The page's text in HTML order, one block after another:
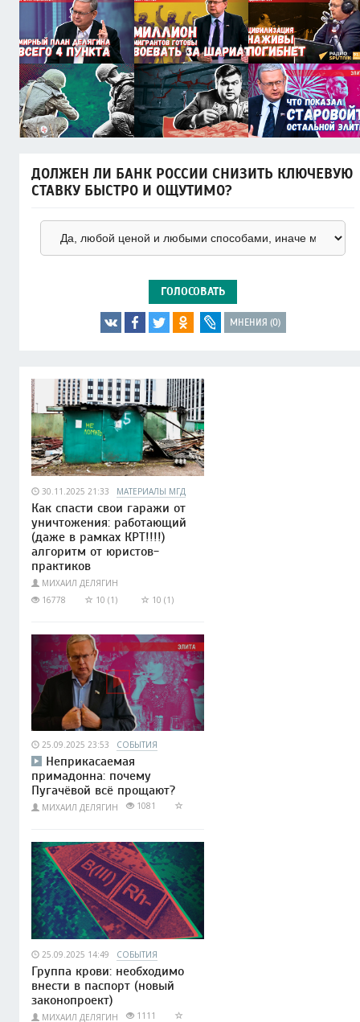
ДОЛЖЕН ЛИ БАНК РОССИИ СНИЗИТЬ КЛЮЧЕВУЮ
СТАВКУ БЫСТРО И ОЩУТИМО?
ГОЛОСОВАТЬ
МНЕНИЯ (0)
30.11.2025 21:33 МАТЕРИАЛЫ МГД
Как спасти свои гаражи от
уничтожения: работающий
(даже в рамках КРТ!!!!)
алгоритм от юристов-
практиков
МИХАИЛ ДЕЛЯГИН
16778
10 (1) 10 (1)
25.09.2025 23:53 СОБЫТИЯ
Неприкасаемая
примадонна: почему
Пугачёвой всё прощают?
МИХАИЛ ДЕЛЯГИН 1081
25.09.2025 14:49 СОБЫТИЯ
Группа крови: необходимо
внести в паспорт (новый
законопроект)
МИХАИЛ ДЕЛЯГИН 1111